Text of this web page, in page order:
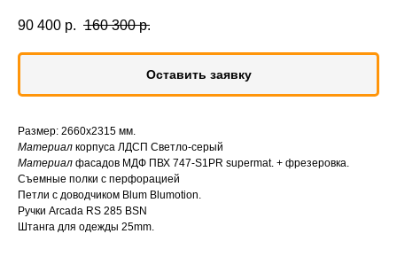
90 400 р. 160 300 р.
Оставить заявку
Размер: 2660х2315 мм.
Материал корпуса ЛДСП Светло-серый
Материал фасадов МДФ ПВХ 747-S1PR supermat. + фрезеровка.
Съемные полки с перфорацией
Петли с доводчиком Blum Blumotion.
Ручки Arcada RS 285 BSN
Штанга для одежды 25mm.